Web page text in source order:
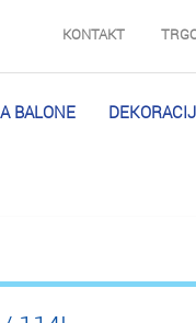
KONTAKT
BALONE